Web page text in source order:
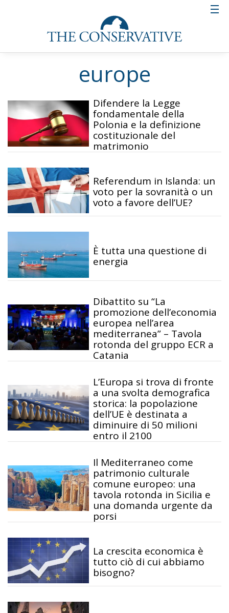
europe
Difendere la Legge
fondamentale della
Polonia e la definizione
costituzionale del
matrimonio
Referendum in Islanda: un
voto per la sovranità o un
voto a favore dell’UE?
È tutta una questione di
energia
Dibattito su “La
promozione dell’economia
europea nell’area
mediterranea” – Tavola
rotonda del gruppo ECR a
Catania
L’Europa si trova di fronte
a una svolta demografica
storica: la popolazione
dell’UE è destinata a
diminuire di 50 milioni
entro il 2100
Il Mediterraneo come
patrimonio culturale
comune europeo: una
tavola rotonda in Sicilia e
una domanda urgente da
porsi
La crescita economica è
tutto ciò di cui abbiamo
bisogno?